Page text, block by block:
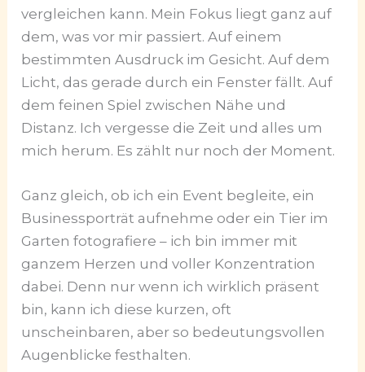
vergleichen kann. Mein Fokus liegt ganz auf
dem, was vor mir passiert. Auf einem
bestimmten Ausdruck im Gesicht. Auf dem
Licht, das gerade durch ein Fenster fällt. Auf
dem feinen Spiel zwischen Nähe und
Distanz. Ich vergesse die Zeit und alles um
mich herum. Es zählt nur noch der Moment.
Ganz gleich, ob ich ein Event begleite, ein
Businessporträt aufnehme oder ein Tier im
Garten fotografiere – ich bin immer mit
ganzem Herzen und voller Konzentration
dabei. Denn nur wenn ich wirklich präsent
bin, kann ich diese kurzen, oft
unscheinbaren, aber so bedeutungsvollen
Augenblicke festhalten.